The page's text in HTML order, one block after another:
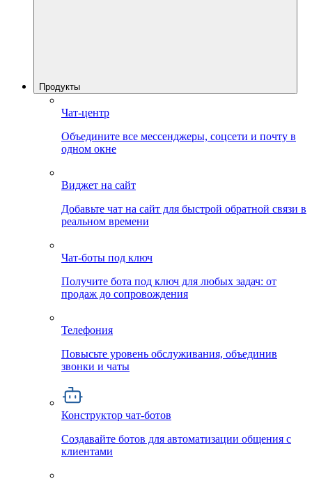
Продукты
Чат-центр
Объедините все мессенджеры, соцсети и почту в
одном окне
Виджет на сайт
Добавьте чат на сайт для быстрой обратной связи в
реальном времени
Чат-боты под ключ
Получите бота под ключ для любых задач: от
продаж до сопровождения
Телефония
Повысьте уровень обслуживания, объединив
звонки и чаты
Конструктор чат-ботов
Создавайте ботов для автоматизации общения с
клиентами